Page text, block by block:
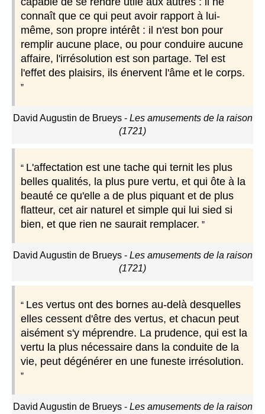
connaît que ce qui peut avoir rapport à lui-
même, son propre intérêt : il n'est bon pour
remplir aucune place, ou pour conduire aucune
affaire, l'irrésolution est son partage. Tel est
l'effet des plaisirs, ils énervent l'âme et le corps.
David Augustin de Brueys- Les amusements de la raison
(1721)
L'affectation est une tache qui ternit les plus
belles qualités, la plus pure vertu, et qui ôte à la
beauté ce qu'elle a de plus piquant et de plus
flatteur, cet air naturel et simple qui lui sied si
bien, et que rien ne saurait remplacer.
David Augustin de Brueys- Les amusements de la raison
(1721)
Les vertus ont des bornes au-delà desquelles
elles cessent d'être des vertus, et chacun peut
aisément s'y méprendre. La prudence, qui est la
vertu la plus nécessaire dans la conduite de la
vie, peut dégénérer en une funeste irrésolution.
David Augustin de Brueys- Les amusements de la raison